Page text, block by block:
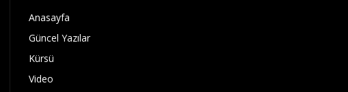
Anasayfa
Güncel Yazılar
Kürsü
Video